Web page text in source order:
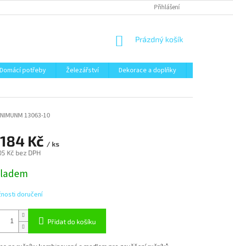
Přihlášení
NÁKUPNÍ
Prázdný košík
Domácí potřeby Železářství Dekorace a doplňky
NIMUNM 13063-10
Kč / ks
Kč bez DPH
doručení
Přidat do košíku